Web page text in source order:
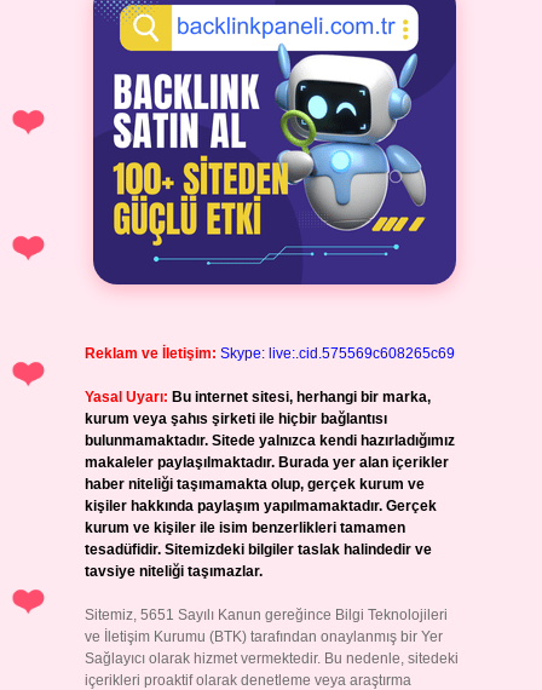
Reklam ve İletişim: Skype: live:.cid.575569c608265c69
Yasal Uyarı: Bu internet sitesi, herhangi bir marka,
kurum veya şahıs şirketi ile hiçbir bağlantısı
bulunmamaktadır. Sitede yalnızca kendi hazırladığımız
makaleler paylaşılmaktadır. Burada yer alan içerikler
haber niteliği taşımamakta olup, gerçek kurum ve
kişiler hakkında paylaşım yapılmamaktadır. Gerçek
kurum ve kişiler ile isim benzerlikleri tamamen
tesadüfidir. Sitemizdeki bilgiler taslak halindedir ve
tavsiye niteliği taşımazlar.
Sitemiz, 5651 Sayılı Kanun gereğince Bilgi Teknolojileri
ve İletişim Kurumu (BTK) tarafından onaylanmış bir Yer
Sağlayıcı olarak hizmet vermektedir. Bu nedenle, sitedeki
içerikleri proaktif olarak denetleme veya araştırma